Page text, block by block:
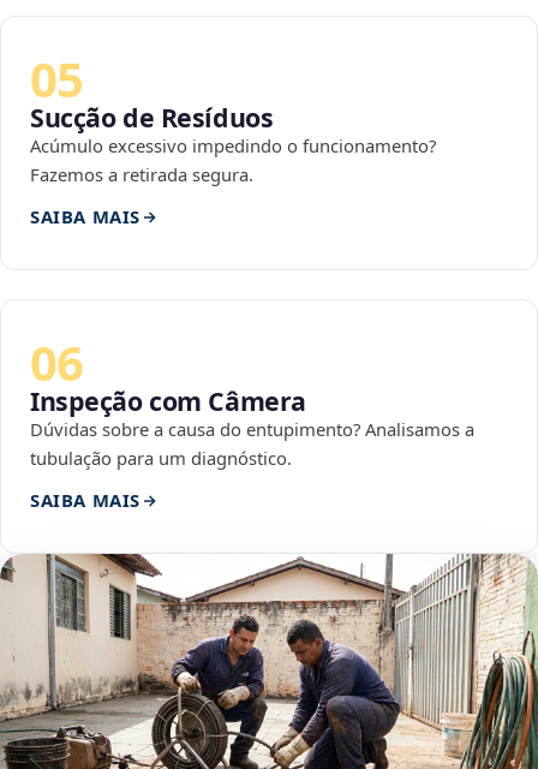
05
Sucção de Resíduos
Acúmulo excessivo impedindo o funcionamento?
Fazemos a retirada segura.
SAIBA MAIS
06
Inspeção com Câmera
Dúvidas sobre a causa do entupimento? Analisamos a
tubulação para um diagnóstico.
SAIBA MAIS